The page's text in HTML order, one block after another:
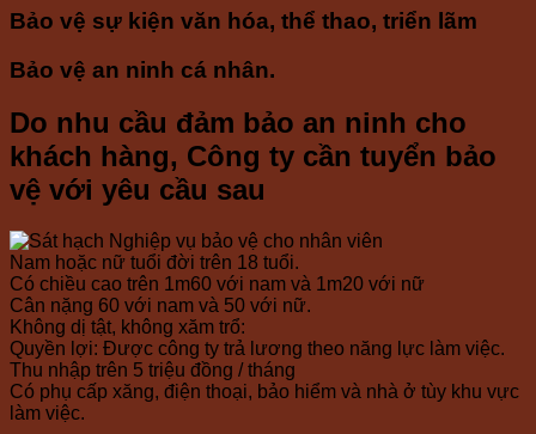
Bảo vệ sự kiện văn hóa, thể thao, triển lãm
Bảo vệ an ninh cá nhân.
Do nhu cầu đảm bảo an ninh cho
khách hàng, Công ty cần tuyển bảo
vệ với yêu cầu sau
Nam hoặc nữ tuổi đời trên 18 tuổi.
Có chiều cao trên 1m60 với nam và 1m20 với nữ
Cân nặng 60 với nam và 50 với nữ.
Không dị tật, không xăm trổ:
Quyền lợi: Được công ty trả lương theo năng lực làm việc.
Thu nhập trên 5 triệu đồng / tháng
Có phụ cấp xăng, điện thoại, bảo hiểm và nhà ở tùy khu vực
làm việc.